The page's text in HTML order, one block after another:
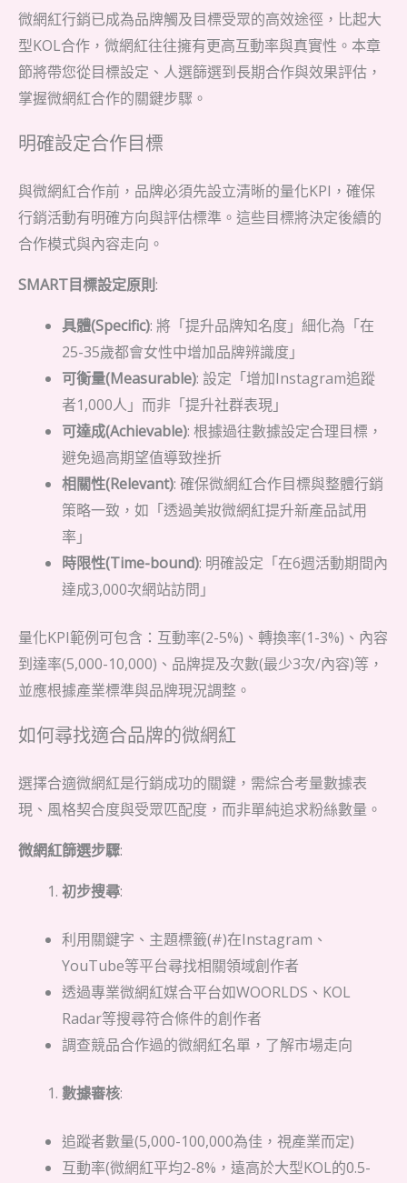
微網紅行銷已成為品牌觸及目標受眾的高效途徑，比起大
型KOL合作，微網紅往往擁有更高互動率與真實性。本章
節將帶您從目標設定、人選篩選到長期合作與效果評估，
掌握微網紅合作的關鍵步驟。
明確設定合作目標
與微網紅合作前，品牌必須先設立清晰的量化KPI，確保
行銷活動有明確方向與評估標準。這些目標將決定後續的
合作模式與內容走向。
SMART目標設定原則 :
具體(Specific): 將「提升品牌知名度」細化為「在
25-35歲都會女性中增加品牌辨識度」
可衡量(Measurable): 設定「增加Instagram追蹤
者1,000人」而非「提升社群表現」
可達成(Achievable): 根據過往數據設定合理目標，
避免過高期望值導致挫折
相關性(Relevant): 確保微網紅合作目標與整體行銷
策略一致，如「透過美妝微網紅提升新產品試用
率」
時限性(Time-bound): 明確設定「在6週活動期間內
達成3,000次網站訪問」
量化KPI範例可包含：互動率(2-5%)、轉換率(1-3%)、內容
到達率(5,000-10,000)、品牌提及次數(最少3次/內容)等，
並應根據產業標準與品牌現況調整。
如何尋找適合品牌的微網紅
選擇合適微網紅是行銷成功的關鍵，需綜合考量數據表
現、風格契合度與受眾匹配度，而非單純追求粉絲數量。
微網紅篩選步驟:
初步搜尋:
利用關鍵字、主題標籤(#)在Instagram、
YouTube等平台尋找相關領域創作者
透過專業微網紅媒合平台如WOORLDS、KOL
Radar等搜尋符合條件的創作者
調查競品合作過的微網紅名單，了解市場走向
數據審核:
追蹤者數量(5,000-100,000為佳，視產業而定)
互動率(微網紅平均2-8%，遠高於大型KOL的0.5-